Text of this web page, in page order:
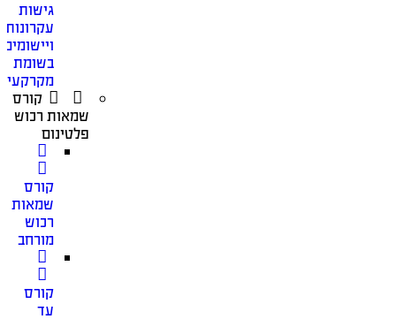
גישות
עקרונות
ויישומים
בשומת
מקרקעין
קורס
שמאות רכוש
פלטינום
קורס
שמאות
רכוש
מורחב
קורס
עד